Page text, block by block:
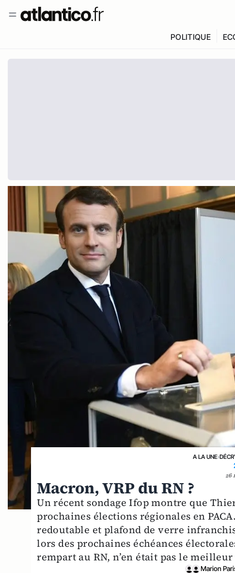
POLITIQUE
A LA UNE›
26
Macron, VRP du RN ?
Un récent sondage Ifop montre que
prochaines élections régionales en
redoutable et plafond de verre
lors des prochaines échéances
rempart au RN, n’en était pas le meilleur
Marion